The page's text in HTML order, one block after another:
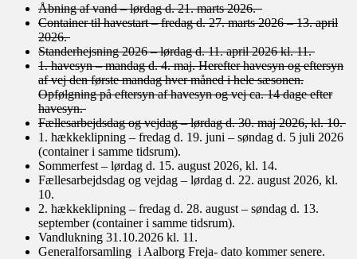
Åbning af vand – lørdag d. 21. marts 2026.
Container til havestart – fredag d. 27. marts 2026 – 13. april
2026.
Standerhejsning 2026 – lørdag d. 11. april 2026 kl. 11.
1. havesyn – mandag d. 4. maj. Herefter havesyn og eftersyn
af vej den første mandag hver måned i hele sæsonen.
Opfølgning på eftersyn af havesyn og vej ca. 14 dage efter
havesyn.
Fællesarbejdsdag og vejdag – lørdag d. 30. maj 2026, kl. 10.
1. hækkeklipning – fredag d. 19. juni – søndag d. 5 juli 2026
(container i samme tidsrum).
Sommerfest – lørdag d. 15. august 2026, kl. 14.
Fællesarbejdsdag og vejdag – lørdag d. 22. august 2026, kl.
10.
2. hækkeklipning – fredag d. 28. august – søndag d. 13.
september (container i samme tidsrum).
Vandlukning 31.10.2026 kl. 11.
Generalforsamling i Aalborg Freja- dato kommer senere.